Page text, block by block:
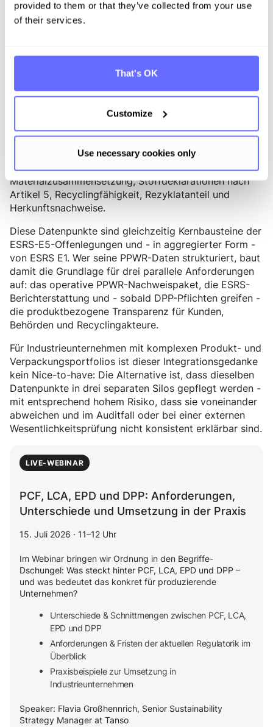
provided to them or that they’ve collected from your use
of their services.
That's OK
Customize
Use necessary cookies only
Der Digitale Produktpass als
Mit der Ecodesign for Sustainable Products Regulation
(ESPR, Verordnung (EU) 2024/1781) wird in den
kommenden Jahren der Digitale Produktpass (DPP)
für immer mehr Produktkategorien verpflichtend. Die
Verpackungsregulierung ist zwar nicht unmittelbarer
Teil der ESPR, die PPWR liefert aber zentrale
Datenpunkte, die im DPP des Produkts bzw. der
Verpackung abgebildet werden:
Materialzusammensetzung, Stoffdeklarationen nach
Artikel 5, Recyclingfähigkeit, Rezyklatanteil und
Herkunftsnachweise.
Diese Datenpunkte sind gleichzeitig Kernbausteine der
ESRS-E5-Offenlegungen und - in aggregierter Form -
von ESRS E1. Wer seine PPWR-Daten strukturiert, baut
damit die Grundlage für drei parallele Anforderungen
auf: das operative PPWR-Nachweispaket, die ESRS-
Berichterstattung und - sobald DPP-Pflichten greifen -
die produktbezogene Transparenz für Kunden,
Behörden und Recyclingakteure.
Für Industrieunternehmen mit komplexen Produkt- und
Verpackungsportfolios ist dieser Integrationsgedanke
kein Nice-to-have: Die Alternative ist, dass dieselben
Datenpunkte in drei separaten Silos gepflegt werden -
mit entsprechend hohem Risiko, dass sie voneinander
abweichen und im Auditfall oder bei einer externen
Wesentlichkeitsprüfung nicht konsistent erklärbar sind.
LIVE-WEBINAR
PCF, LCA, EPD und DPP: Anforderungen,
Unterschiede und Umsetzung in der Praxis
15. Juli 2026 · 11–12 Uhr
Im Webinar bringen wir Ordnung in den Begriffe-
Dschungel: Was steckt hinter PCF, LCA, EPD und DPP –
und was bedeutet das konkret für produzierende
Unternehmen?
Unterschiede & Schnittmengen zwischen PCF, LCA,
EPD und DPP
Anforderungen & Fristen der aktuellen Regulatorik im
Überblick
Praxisbeispiele zur Umsetzung in
Industrieunternehmen
Speaker: Flavia Großhennrich, Senior Sustainability
Strategy Manager at Tanso